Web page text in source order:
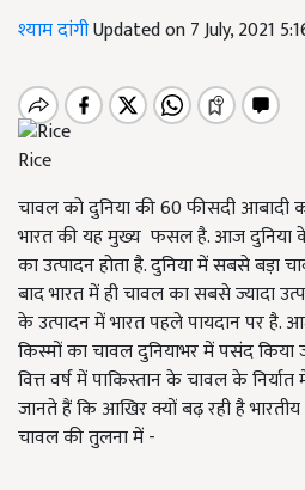
श्याम दांगीUpdated on 7 July, 2021
Rice
चावल को दुनिया की 60 फीसदी आबादी
भारत की यह मुख्य फसल है. आज दुनिया
का उत्पादन होता है. दुनिया में सबसे बड़ा
बाद भारत में ही चावल का सबसे ज्यादा
के उत्पादन में भारत पहले पायदान पर है.
किस्मों का चावल दुनियाभर में पसंद किया
वित्त वर्ष में पाकिस्तान के चावल के
जानते हैं कि आखिर क्यों बढ़ रही है
चावल की तुलना में -